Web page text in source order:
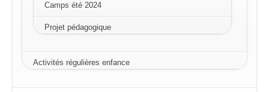
Camps été 2024
Projet pédagogique
Activités régulières enfance